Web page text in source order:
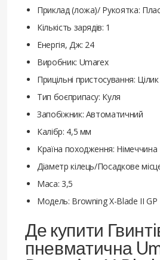
Приклад (ложа)/ Рукоятка:
Кількість зарядів: 1
Енергія, Дж: 24
Виробник: Umarex
Прицільні пристосування:
Тип боєприпасу: Куля
Запобіжник: Автоматичний
Калібр: 4,5 мм
Країна походження: Німеччина
Діаметр кілець/Посадкове
Маса: 3,5
Модель: Browning X-Blade II GP
Де купити
пневматична